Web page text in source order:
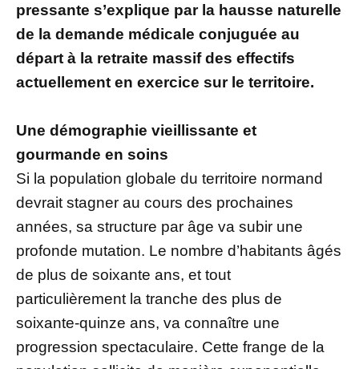
pressante s’explique par la hausse naturelle
de la demande médicale conjuguée au
départ à la retraite massif des effectifs
actuellement en exercice sur le territoire.
Une démographie vieillissante et
gourmande en soins
Si la population globale du territoire normand
devrait stagner au cours des prochaines
années, sa structure par âge va subir une
profonde mutation. Le nombre d’habitants âgés
de plus de soixante ans, et tout
particulièrement la tranche des plus de
soixante-quinze ans, va connaître une
progression spectaculaire. Cette frange de la